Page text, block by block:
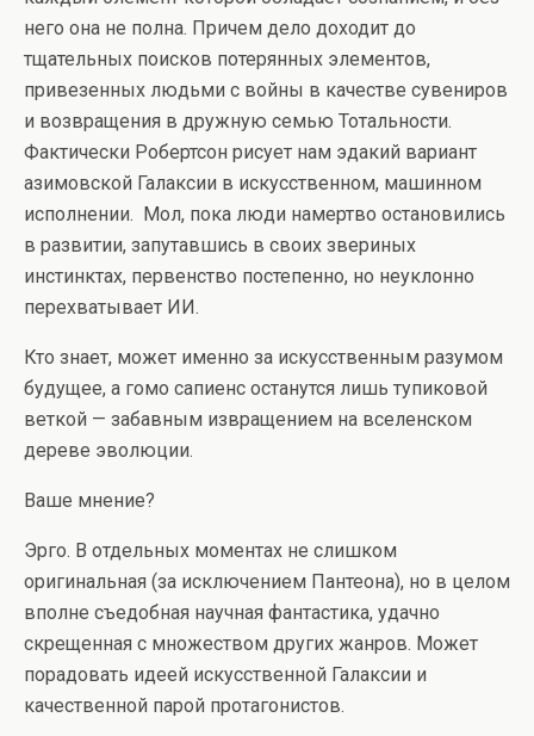
него она не полна. Причем дело доходит до
тщательных поисков потерянных элементов,
привезенных людьми с войны в качестве сувениров
и возвращения в дружную семью Тотальности.
Фактически Робертсон рисует нам эдакий вариант
азимовской Галаксии в искусственном, машинном
исполнении. Мол, пока люди намертво остановились
в развитии, запутавшись в своих звериных
инстинктах, первенство постепенно, но неуклонно
перехватывает ИИ.
Кто знает, может именно за искусственным разумом
будущее, а гомо сапиенс останутся лишь тупиковой
веткой — забавным извращением на вселенском
дереве эволюции.
Ваше мнение?
Эрго. В отдельных моментах не слишком
оригинальная (за исключением Пантеона), но в целом
вполне съедобная научная фантастика, удачно
скрещенная с множеством других жанров. Может
порадовать идеей искусственной Галаксии и
качественной парой протагонистов.